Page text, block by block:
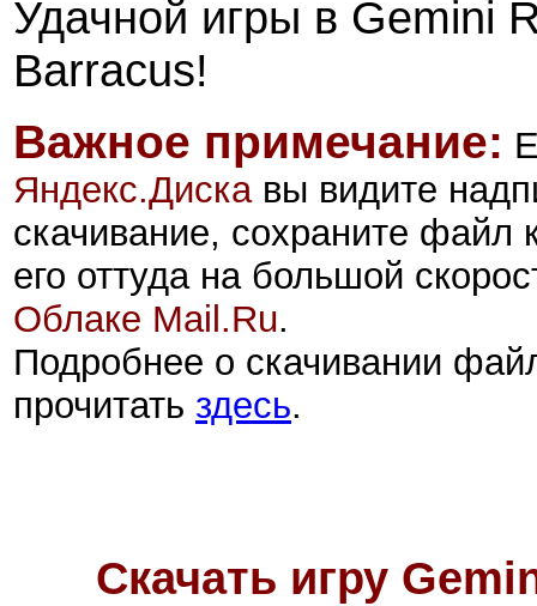
Удачной игры в Gemini
Barracus!
Важное примечание:
Яндекс.Дискавы видите
скачивание, сохраните файл
его оттуда на большой
Облаке Mail.Ru.
Подробнее о скачивании
прочитать здесь.
Скачать игру